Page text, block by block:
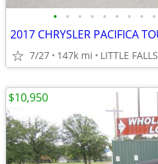
• • • • • • • • •
7/27 147k mi LITTLE FALLS
$10,950